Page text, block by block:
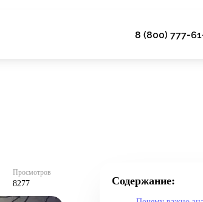
8 (800) 777-
Просмотров
8277 Содержание: